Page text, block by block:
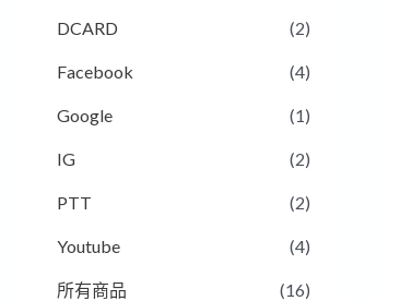
DCARD (2)
Facebook (4)
Google (1)
IG (2)
PTT (2)
Youtube (4)
所有商品 (16)